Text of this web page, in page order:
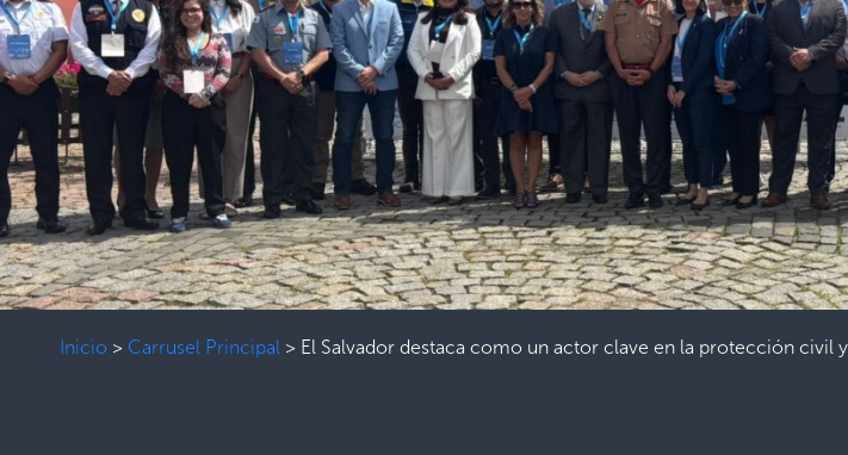
Inicio > Carrusel Principal > El Salvador destaca como un actor clave en la protección civil